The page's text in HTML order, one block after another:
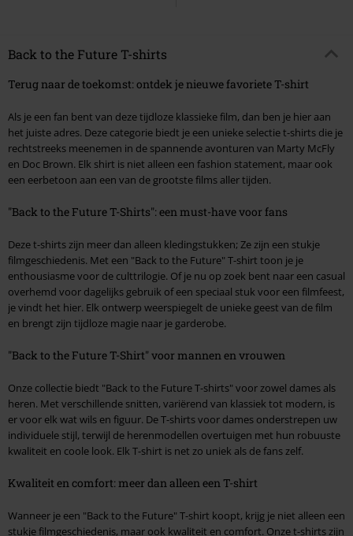
Back to the Future T-shirts
Terug naar de toekomst: ontdek je nieuwe favoriete T-shirt
Als je een fan bent van deze tijdloze klassieke film, dan ben je hier aan
het juiste adres. Deze categorie biedt je een unieke selectie t-shirts die je
rechtstreeks meenemen in de spannende avonturen van Marty McFly
en Doc Brown. Elk shirt is niet alleen een fashion statement, maar ook
een eerbetoon aan een van de grootste films aller tijden.
"Back to the Future T-Shirts": een must-have voor fans
Deze t-shirts zijn meer dan alleen kledingstukken; Ze zijn een stukje
filmgeschiedenis. Met een "Back to the Future" T-shirt toon je je
enthousiasme voor de culttrilogie. Of je nu op zoek bent naar een casual
overhemd voor dagelijks gebruik of een speciaal stuk voor een filmfeest,
je vindt het hier. Elk ontwerp weerspiegelt de unieke geest van de film
en brengt zijn tijdloze magie naar je garderobe.
"Back to the Future T-Shirt" voor mannen en vrouwen
Onze collectie biedt "Back to the Future T-shirts" voor zowel dames als
heren. Met verschillende snitten, variërend van klassiek tot modern, is
er voor elk wat wils en figuur. De T-shirts voor dames onderstrepen uw
individuele stijl, terwijl de herenmodellen overtuigen met hun robuuste
kwaliteit en coole look. Elk T-shirt is net zo uniek als de fans zelf.
Kwaliteit en comfort: meer dan alleen een T-shirt
Wanneer je een "Back to the Future" T-shirt koopt, krijg je niet alleen een
stukje filmgeschiedenis, maar ook kwaliteit en comfort. Onze t-shirts zijn